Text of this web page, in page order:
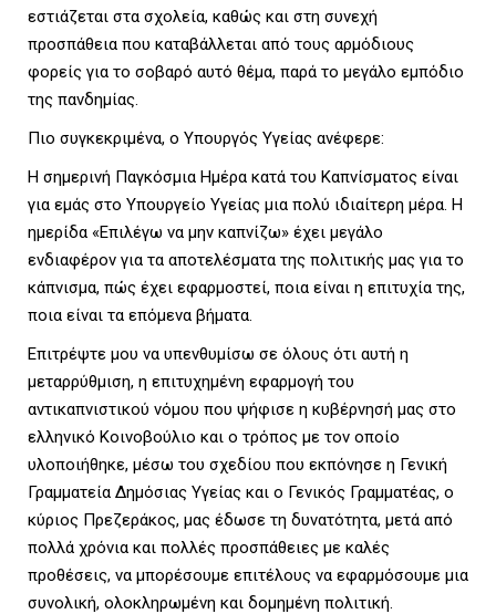
E
M
E
N
U
εστιάζεται στα σχολεία, καθώς και στη συνεχή
προσπάθεια που καταβάλλεται από τους αρμόδιους
φορείς για το σοβαρό αυτό θέμα, παρά το μεγάλο εμπόδιο
της πανδημίας.
Πιο συγκεκριμένα, ο Υπουργός Υγείας ανέφερε:
Η σημερινή Παγκόσμια Ημέρα κατά του Καπνίσματος είναι
για εμάς στο Υπουργείο Υγείας μια πολύ ιδιαίτερη μέρα. Η
ημερίδα «Επιλέγω να μην καπνίζω» έχει μεγάλο
ενδιαφέρον για τα αποτελέσματα της πολιτικής μας για το
κάπνισμα, πώς έχει εφαρμοστεί, ποια είναι η επιτυχία της,
ποια είναι τα επόμενα βήματα.
Επιτρέψτε μου να υπενθυμίσω σε όλους ότι αυτή η
μεταρρύθμιση, η επιτυχημένη εφαρμογή του
αντικαπνιστικού νόμου που ψήφισε η κυβέρνησή μας στο
ελληνικό Κοινοβούλιο και ο τρόπος με τον οποίο
υλοποιήθηκε, μέσω του σχεδίου που εκπόνησε η Γενική
Γραμματεία Δημόσιας Υγείας και ο Γενικός Γραμματέας, ο
κύριος Πρεζεράκος, μας έδωσε τη δυνατότητα, μετά από
πολλά χρόνια και πολλές προσπάθειες με καλές
προθέσεις, να μπορέσουμε επιτέλους να εφαρμόσουμε μια
συνολική, ολοκληρωμένη και δομημένη πολιτική.